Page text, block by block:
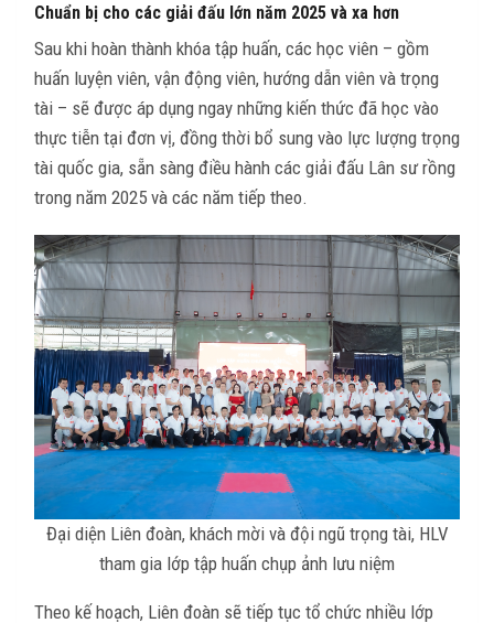
Chuẩn bị cho các giải đấu lớn năm 2025 và xa hơn
Sau khi hoàn thành khóa tập huấn, các học viên – gồm
huấn luyện viên, vận động viên, hướng dẫn viên và trọng
tài – sẽ được áp dụng ngay những kiến thức đã học vào
thực tiễn tại đơn vị, đồng thời bổ sung vào lực lượng trọng
tài quốc gia, sẵn sàng điều hành các giải đấu Lân sư rồng
trong năm 2025 và các năm tiếp theo.
Đại diện Liên đoàn, khách mời và đội ngũ trọng tài, HLV
tham gia lớp tập huấn chụp ảnh lưu niệm
Theo kế hoạch, Liên đoàn sẽ tiếp tục tổ chức nhiều lớp